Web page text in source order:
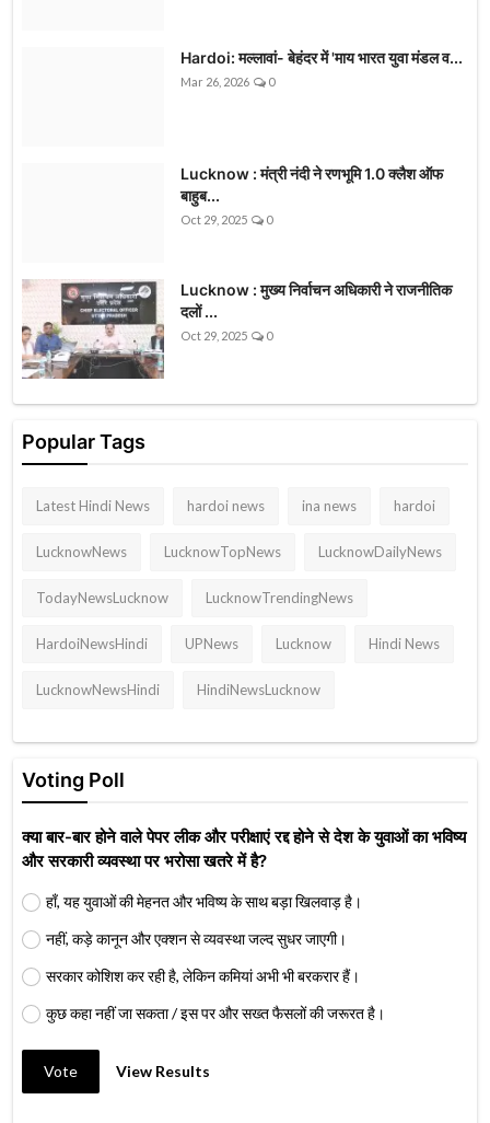
Hardoi: मल्लावां- बेहंदर में 'माय भारत युवा मंडल व...
Mar 26, 2026 0
Lucknow : मंत्री नंदी ने रणभूमि 1.0 क्लैश ऑफ
बाहुब...
Oct 29, 2025 0
Lucknow : मुख्य निर्वाचन अधिकारी ने राजनीतिक
दलों ...
Oct 29, 2025 0
Popular Tags
Latest Hindi News hardoi news ina news hardoi
LucknowNews LucknowTopNews LucknowDailyNews
TodayNewsLucknow LucknowTrendingNews
HardoiNewsHindi UPNews Lucknow Hindi News
LucknowNewsHindi HindiNewsLucknow
Voting Poll
क्या बार-बार होने वाले पेपर लीक और परीक्षाएं रद्द होने से देश के युवाओं का भविष्य
और सरकारी व्यवस्था पर भरोसा खतरे में है?
हाँ, यह युवाओं की मेहनत और भविष्य के साथ बड़ा खिलवाड़ है।
नहीं, कड़े कानून और एक्शन से व्यवस्था जल्द सुधर जाएगी।
सरकार कोशिश कर रही है, लेकिन कमियां अभी भी बरकरार हैं।
कुछ कहा नहीं जा सकता / इस पर और सख्त फैसलों की जरूरत है।
Vote View Results